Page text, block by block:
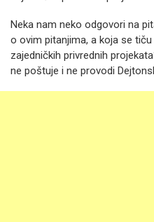
Neka nam neko odgovori na
o ovim pitanjima, a koja se
zajedničkih privrednih
ne poštuje i ne provodi